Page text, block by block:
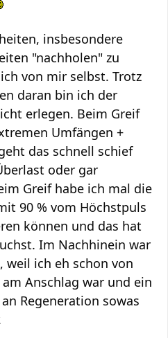
insbesondere
"nachholen" zu
von mir selbst. Trotz
daran bin ich der
erlegen. Beim Greif
Umfängen +
das schnell schief
oder gar
Greif habe ich mal die
90 % vom Höchstpuls
können und das hat
Im Nachhinein war
weil ich eh schon von
Anschlag war und ein
Regeneration sowas